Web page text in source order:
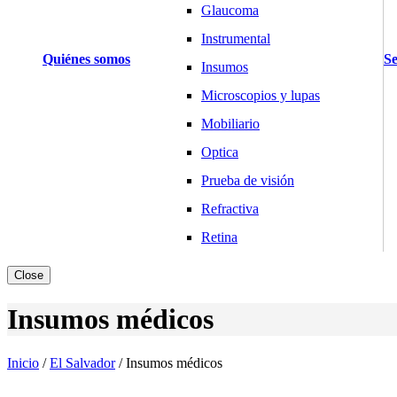
Quiénes somos
Glaucoma
Instrumental
Insumos
Microscopios y lupas
Mobiliario
Optica
Prueba de visión
Refractiva
Retina
Pesaje Laboratorio
Close
Insumos médicos
Inicio /El Salvador/Insumos médicos